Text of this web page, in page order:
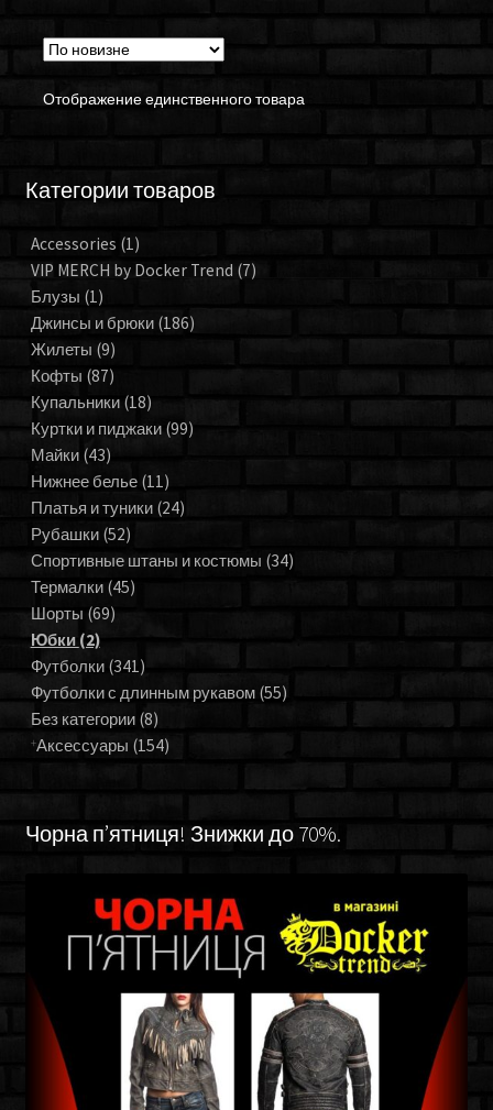
Отображение единственного товара
Категории товаров
Accessories (1)
VIP MERCH by Docker Trend (7)
Блузы (1)
Джинсы и брюки (186)
Жилеты (9)
Кофты (87)
Купальники (18)
Куртки и пиджаки (99)
Майки (43)
Нижнее белье (11)
Платья и туники (24)
Рубашки (52)
Спортивные штаны и костюмы (34)
Термалки (45)
Шорты (69)
Юбки (2)
Футболки (341)
Футболки с длинным рукавом (55)
Без категории (8)
Аксессуары (154)
Чорна п’ятниця! Знижки до 70%.